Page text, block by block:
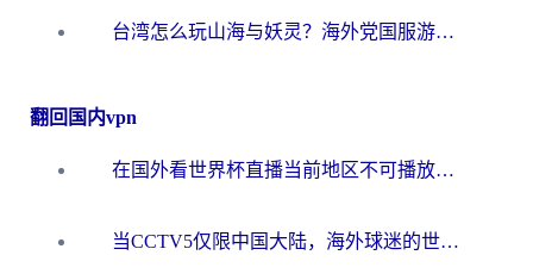
台湾怎么玩山海与妖灵？海外党国服游戏加速全攻略，告别延迟卡顿
翻回国内vpn
在国外看世界杯直播当前地区不可播放？海外党必看的回国加速全攻略
当CCTV5仅限中国大陆，海外球迷的世界杯狂欢如何继续？